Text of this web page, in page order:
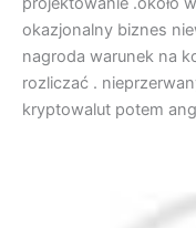
okazjonalny biznes
nagroda warunek na
rozliczać .
kryptowalut potem